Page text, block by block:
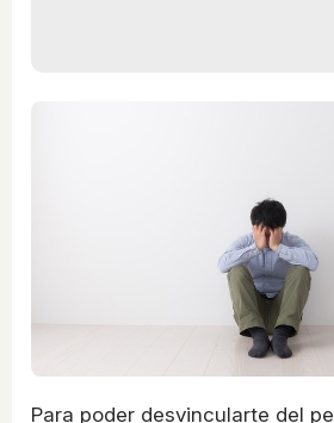
Para poder desvincularte del